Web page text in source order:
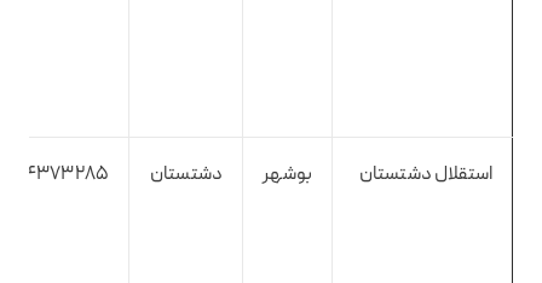
استقلال دشتستان بوشهر دشتستان